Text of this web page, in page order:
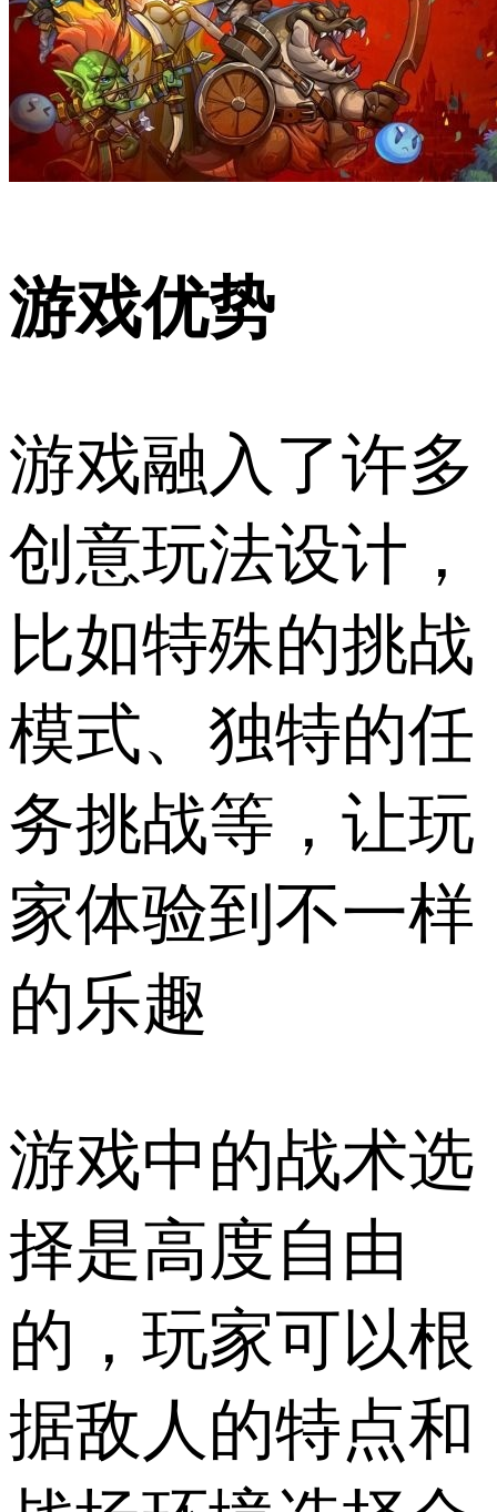
游戏优势
游戏融入了许多
创意玩法设计，
比如特殊的挑战
模式、独特的任
务挑战等，让玩
家体验到不一样
的乐趣
游戏中的战术选
择是高度自由
的，玩家可以根
据敌人的特点和